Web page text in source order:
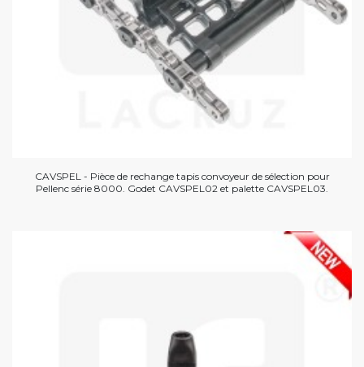
CAVSPEL - Pièce de rechange tapis convoyeur de sélection pour
Pellenc série 8000. Godet CAVSPEL02 et palette CAVSPEL03.